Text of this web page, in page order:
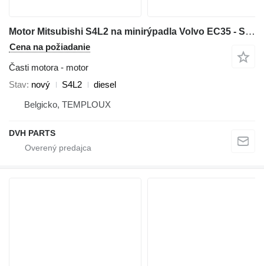
Motor Mitsubishi S4L2 na minirýpadla Volvo EC35 - S4L2
Cena na požiadanie
Časti motora - motor
Stav nový S4L2
diesel
Belgicko, TEMPLOUX
DVH PARTS